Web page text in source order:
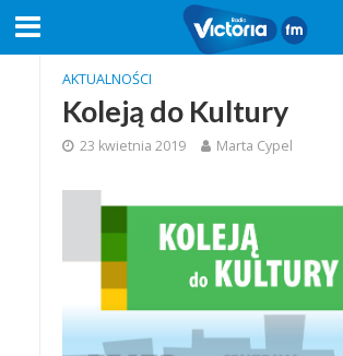
AKTUALNOŚCI
Koleją do Kultury
23 kwietnia 2019 Marta Cypel